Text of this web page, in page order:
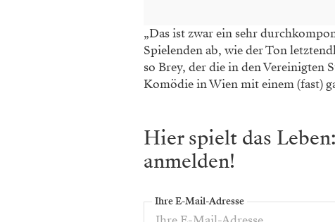
„Das ist zwar ein sehr
Spielenden ab, wieder Ton
so Brey, der die in den Vereinigten
Komödie in Wien mit einem (fast)
Hier spielt das
anmelden!
Ihre E-Mail-Adresse